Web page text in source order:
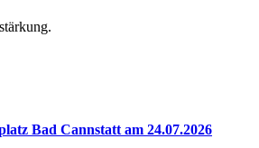
Bad Cannstatt am 24.07.2026